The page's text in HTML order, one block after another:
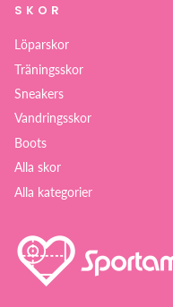
SKOR
Löparskor
Träningsskor
Sneakers
Vandringsskor
Boots
Alla skor
Alla kategorier